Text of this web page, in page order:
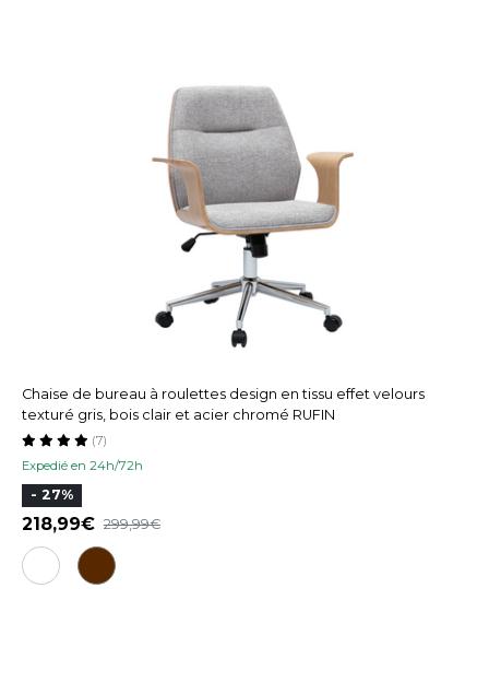
Chaise de bureau à roulettes design en tissu effet velours
texturé gris, bois clair et acier chromé RUFIN
Expedié en 24h/72h
(7)
- 27%
218,99 299,99